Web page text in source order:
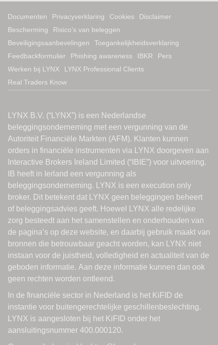
Documenten Privacyverklaring Cookies
Disclaimer
Bescherming
Risico’s van beleggen
Beveiligingsaanbevelingen
Toegankelijkheidsverklaring
Feedbackformulier
Phishing awareness IBKR
Pers
Werken bij LYNX
LYNX Professional Clients
Real Traders Know